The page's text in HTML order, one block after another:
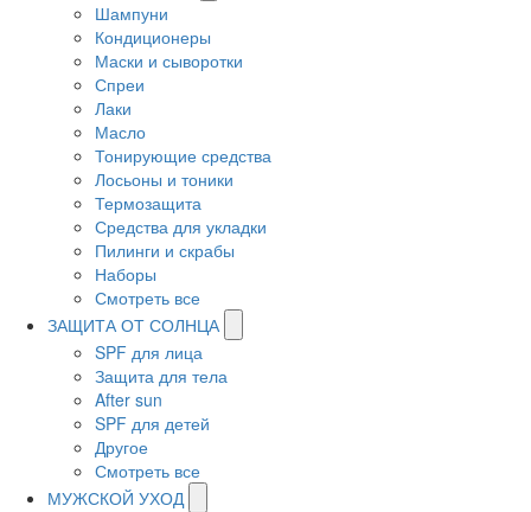
Шампуни
Кондиционеры
Маски и сыворотки
Спреи
Лаки
Масло
Тонирующие средства
Лосьоны и тоники
Термозащита
Средства для укладки
Пилинги и скрабы
Наборы
Смотреть все
ЗАЩИТА ОТ СОЛНЦА
SPF для лица
Защита для тела
After sun
SPF для детей
Другое
Смотреть все
МУЖСКОЙ УХОД